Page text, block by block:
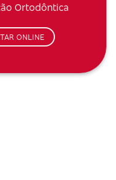
Ortodôntica
ONLINE